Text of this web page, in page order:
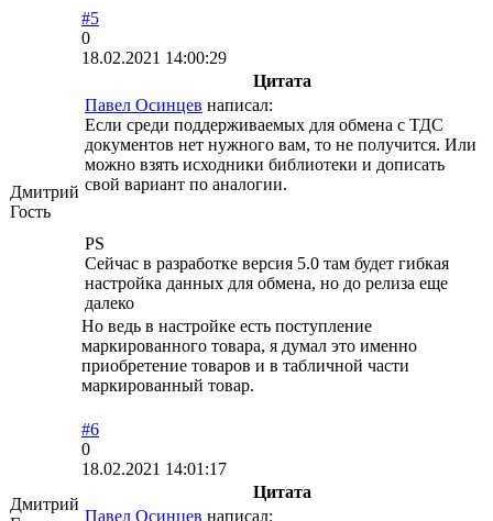
Дмитрий
Гость
#5
0
18.02.2021 14:00:29
Цитата
Павел Осинцев написал:
Если среди поддерживаемых для обмена с ТДС
документов нет нужного вам, то не получится. Или
можно взять исходники библиотеки и дописать
свой вариант по аналогии.
PS
Сейчас в разработке версия 5.0 там будет гибкая
настройка данных для обмена, но до релиза еще
далеко
Но ведь в настройке есть поступление
маркированного товара, я думал это именно
приобретение товаров и в табличной части
маркированный товар.
Дмитрий
#6
0
18.02.2021 14:01:17
Цитата
Павел Осинцев написал: